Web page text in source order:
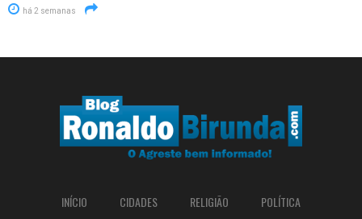
há 2 semanas
INÍCIO CIDADES RELIGIÃO POLÍTICA